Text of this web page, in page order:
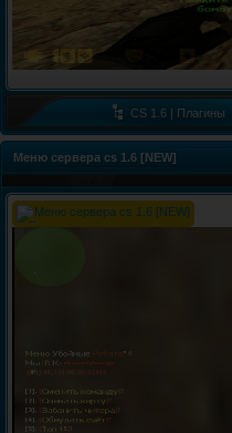
CS 1.6 | Плагины
Меню сервера cs 1.6 [NEW]